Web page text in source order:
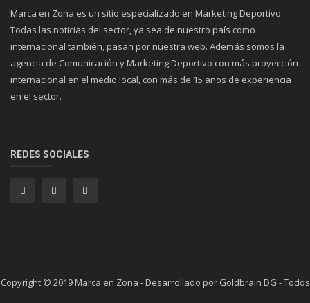
Marca en Zona es un sitio especializado en Marketing Deportivo.
Todas las noticias del sector, ya sea de nuestro país como
internacional también, pasan por nuestra web. Además somos la
agencia de Comunicación y Marketing Deportivo con más proyección
internacional en el medio local, con más de 15 años de experiencia
en el sector.
REDES SOCIALES
Copyright © 2019 Marca en Zona - Desarrollado por Goldbrain DG - Todos